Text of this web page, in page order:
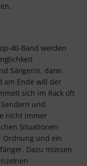
40-Band werden
Sängerin, dann
am Ende will der
sich im Rack oft
und
nicht immer
Situationen
Ordnung und ein
Dazu müssen